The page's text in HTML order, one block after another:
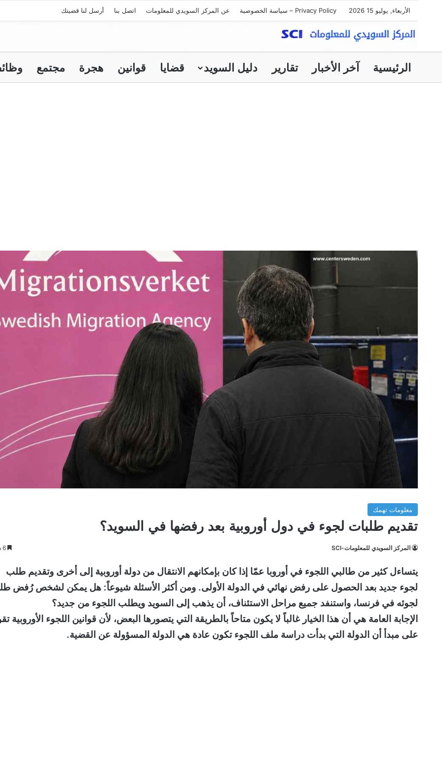
الأربعاء, يوليو 15 2026 Privacy Policy – سياسة الخصوصية عن المركز السويدي للمعلومات اتصل بنا أرسل لنا قضيتك
الرئيسية آخر الأخبار تقارير دليل السويد قضايا قوانين هجرة مجتمع
معلومات تهمك
تقديم طلبات لجوء في دول أوروبية بعد رفضها في السويد؟
المركز السويدي للمعلومات-SCI 6 دقائق
يتساءل كثير من طالبي اللجوء في أوروبا عمّا إذا كان بإمكانهم الانتقال من دولة أوروبية إلى أخرى وتقديم طلب
لجوء جديد بعد الحصول على رفض نهائي في الدولة الأولى. ومن أكثر الأسئلة شيوعاً: هل يمكن لشخص رُفض
لجوئه في فرنسا، واستنفد جميع مراحل الاستئناف، أن يذهب إلى السويد ويطلب اللجوء من جديد؟
الإجابة العامة هي أن هذا الخيار غالباً لا يكون متاحاً بالطريقة التي يتصورها البعض، لأن قوانين اللجوء الأوروبية
على مبدأ أن الدولة التي بدأت دراسة ملف اللجوء تكون عادة هي الدولة المسؤولة عن القضية.